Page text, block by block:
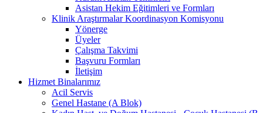
Asistan Hekim Eğitimleri ve Formları
Klinik Araştırmalar Koordinasyon Komisyonu
Yönerge
Üyeler
Çalışma Takvimi
Başvuru Formları
İletişim
Hizmet Binalarımız
Acil Servis
Genel Hastane (A Blok)